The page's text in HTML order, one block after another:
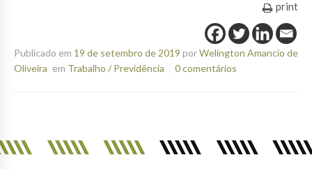
print
Publicado em 19 de setembro de 2019 porWelington Amancio de
Oliveira em Trabalho / Previdência 0 comentários